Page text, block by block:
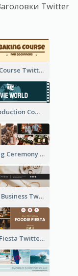
Twitter
Baking Course Twitter Header
Film Production Company Twitter Header
Wedding Ceremony Twitter Header
Jewelry Business Twitter Header
Foodie Fiesta Twitter Header